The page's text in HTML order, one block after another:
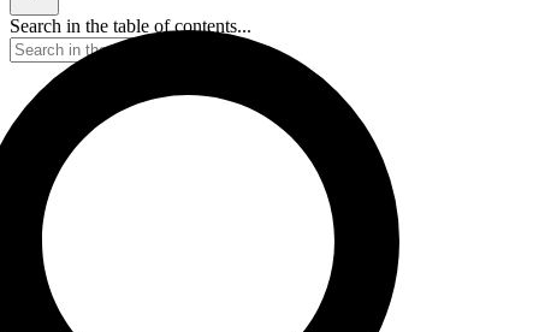
Search in the table of contents...